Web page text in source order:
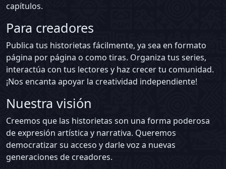
capítulos.
Para creadores
Publica tus historietas fácilmente, ya sea en formato
página por página o como tiras. Organiza tus series,
interactúa con tus lectores y haz crecer tu comunidad.
¡Nos encanta apoyar la creatividad independiente!
Nuestra visión
Creemos que las historietas son una forma poderosa
de expresión artística y narrativa. Queremos
democratizar su acceso y darle voz a nuevas
generaciones de creadores.